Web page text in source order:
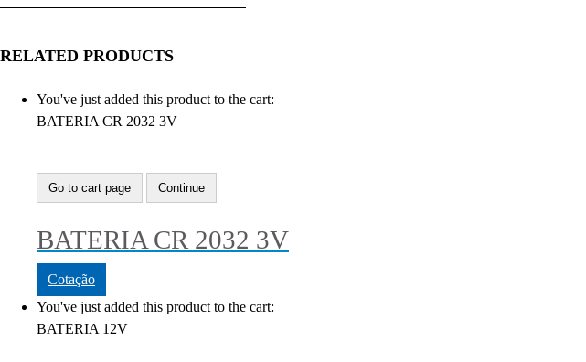
RELATED PRODUCTS
You've just added this product to the cart:
BATERIA CR 2032 3V
Go to cart page Continue
BATERIA CR 2032 3V
Cotação
You've just added this product to the cart:
BATERIA 12V